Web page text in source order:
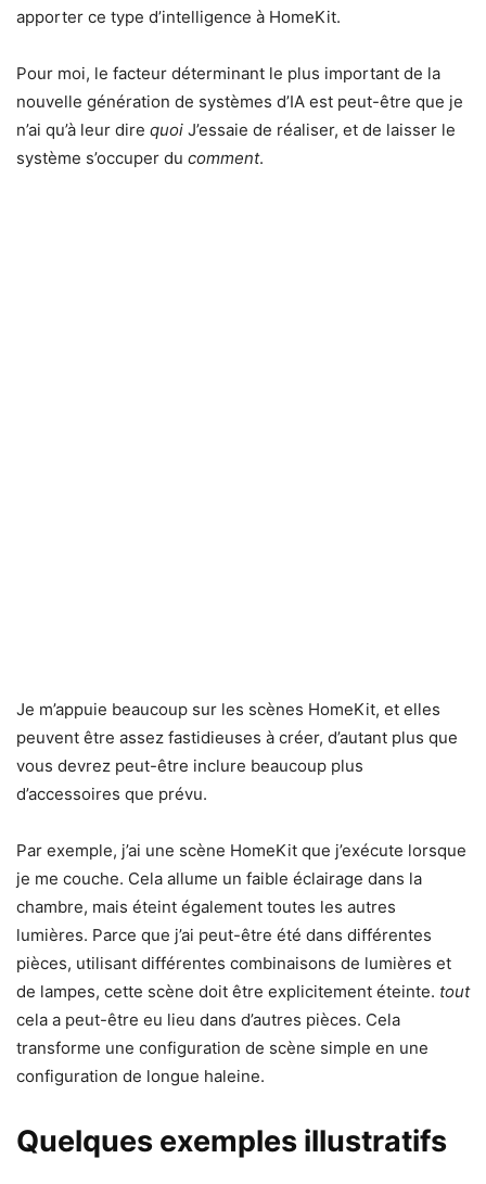
apporter ce type d’intelligence à HomeKit.
Pour moi, le facteur déterminant le plus important de la
nouvelle génération de systèmes d’IA est peut-être que je
n’ai qu’à leur dire quoi J’essaie de réaliser, et de laisser le
système s’occuper du comment.
Je m’appuie beaucoup sur les scènes HomeKit, et elles
peuvent être assez fastidieuses à créer, d’autant plus que
vous devrez peut-être inclure beaucoup plus
d’accessoires que prévu.
Par exemple, j’ai une scène HomeKit que j’exécute lorsque
je me couche. Cela allume un faible éclairage dans la
chambre, mais éteint également toutes les autres
lumières. Parce que j’ai peut-être été dans différentes
pièces, utilisant différentes combinaisons de lumières et
de lampes, cette scène doit être explicitement éteinte. tout
cela a peut-être eu lieu dans d’autres pièces. Cela
transforme une configuration de scène simple en une
configuration de longue haleine.
Quelques exemples illustratifs